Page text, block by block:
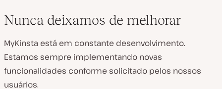
Nunca deixamos de melhorar
MyKinsta está em constante desenvolvimento.
Estamos sempre implementando novas
funcionalidades conforme solicitado pelos nossos
usuários.